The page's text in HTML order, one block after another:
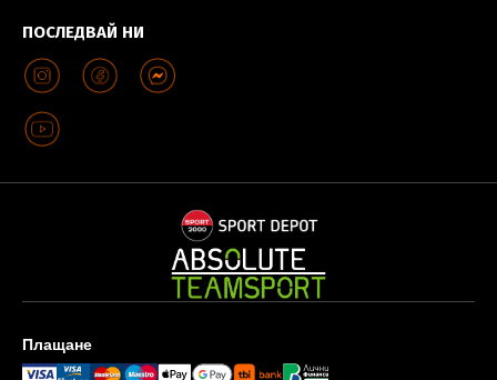
ПОСЛЕДВАЙ НИ
Плащане